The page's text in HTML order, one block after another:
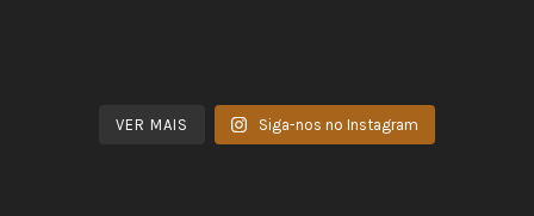
VER MAIS Siga-nos no Instagram